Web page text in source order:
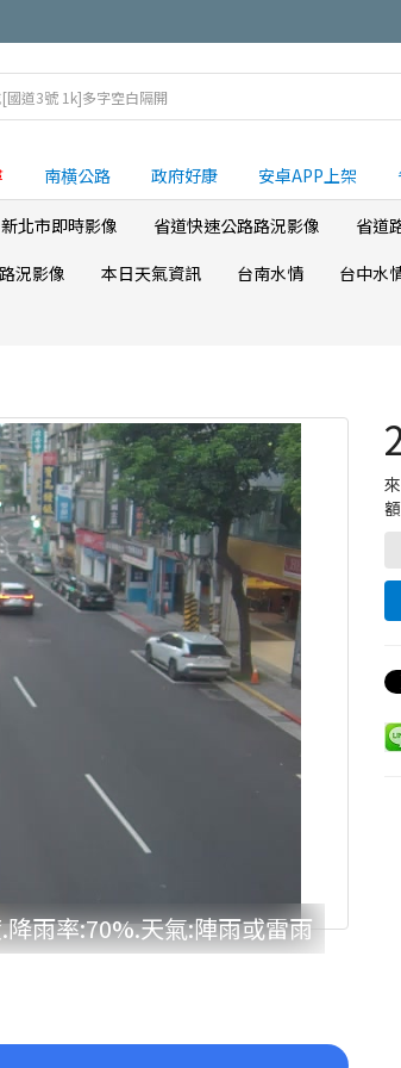
南横公路 政府好康 安卓APP上架
新北市即時影像 省道快速公路路況影像
省道
況影像 本日天氣資訊 台南水情
台中水
雨率:70%.天氣:陣雨或雷雨